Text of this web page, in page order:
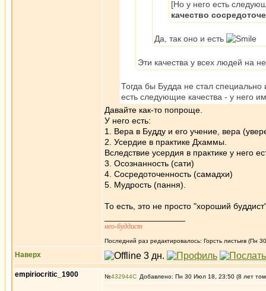
[Но у него есть
качество
Да, так оно и есть
Эти качества у всех людей на
Тогда бы Будда не стал
есть следующие качества - у него
Давайте как-то попроще.
У него есть:
1. Вера в Будду и его учение, вера
2. Усердие в практике Дхаммы.
Вследствие усердия в практике у него
3. Осознанность (сати)
4. Сосредоточенность (самадхи)
5. Мудрость (пання).
То есть, это не просто "хороший
нео-буддист
Последний раз редактировалось: Горсть листьев (Пн
Наверх
empiriocritic_1900 №432944 Добавлено: Пн 30 Июл 18, 23:50 (8 лет